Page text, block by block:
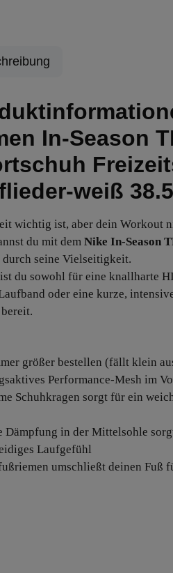
In-Season
weiß
wichtig ist, aber dein Workout
du mit dem Nike In-Season
durch seine Vielseitigkeit.
du sowohl für eine knallharte
oder eine kurze,
größer bestellen (fällt klein
Performance-Mesh im
Schuhkragen sorgt für ein
Dämpfung in der Mittelsohle
Laufgefühl
umschließt deinen Fuß